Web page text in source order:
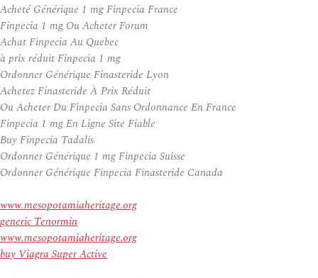
Acheté Générique 1 mg Finpecia France
Finpecia 1 mg Ou Acheter Forum
Achat Finpecia Au Quebec
à prix réduit Finpecia 1 mg
Ordonner Générique Finasteride Lyon
Achetez Finasteride À Prix Réduit
Ou Acheter Du Finpecia Sans Ordonnance En France
Finpecia 1 mg En Ligne Site Fiable
Buy Finpecia Tadalis
Ordonner Générique 1 mg Finpecia Suisse
Ordonner Générique Finpecia Finasteride Canada
www.mesopotamiaheritage.org
generic Tenormin
www.mesopotamiaheritage.org
buy Viagra Super Active